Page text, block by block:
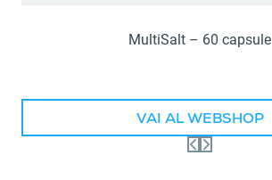
MultiSalt – 60 capsule
VAI AL WEBSHOP